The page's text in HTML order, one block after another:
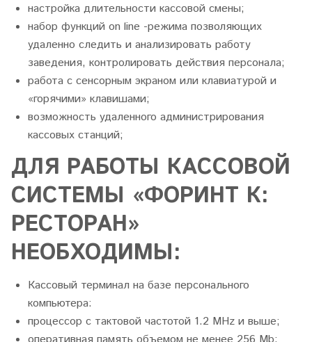
настройка длительности кассовой смены;
набор функций on line -режима позволяющих
удаленно следить и анализировать работу
заведения, контролировать действия персонала;
работа с сенсорным экраном или клавиатурой и
«горячими» клавишами;
возможность удаленного администрирования
кассовых станций;
ДЛЯ РАБОТЫ КАССОВОЙ
СИСТЕМЫ «ФОРИНТ К:
РЕСТОРАН»
НЕОБХОДИМЫ:
Кассовый терминал на базе персонального
компьютера:
процессор с тактовой частотой 1.2 MHz и выше;